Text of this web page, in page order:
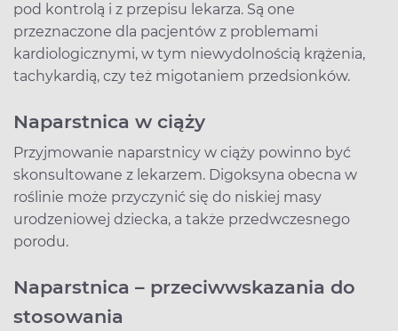
pod kontrolą i z przepisu lekarza. Są one
przeznaczone dla pacjentów z problemami
kardiologicznymi, w tym niewydolnością krążenia,
tachykardią, czy też migotaniem przedsionków.
Naparstnica w ciąży
Przyjmowanie naparstnicy w ciąży powinno być
skonsultowane z lekarzem. Digoksyna obecna w
roślinie może przyczynić się do niskiej masy
urodzeniowej dziecka, a także przedwczesnego
porodu.
Naparstnica – przeciwwskazania do
stosowania